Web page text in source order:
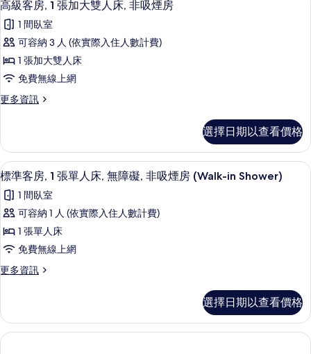
相
片
床,
非
吸
煙
房
的
相
片
2
單
人
非
吸
房
示
高
級
客
1
加
大
雙
人
床,
非
吸
煙
所
有
高級客房, 1 張加大雙人床, 非吸煙房
1 間臥室
可容納 3 人 (依實際入住人數計費)
1 張加大雙人床
免費無線上網
更多資訊
更
客
房,
1
加
大
人
床,
吸
詳
情
選擇日期以查看價格
顯
示
標
準
客
1
單
人
標準客房, 1 張單人床, 無障礙, 非吸
3
標準客房, 1 張單人床, 無障礙, 非吸煙房 (Walk-in Shower)
1 間臥室
可容納 1 人 (依實際入住人數計費)
1 張單人床
免費無線上網
更多資訊
更
客
房,
1
選擇日期以查看價格